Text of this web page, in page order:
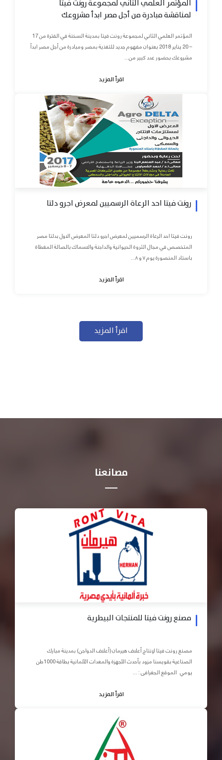
المؤتمر العلمي الثاني لمجموعة رونت فيتا
لمناقشة مبادرة من أجل مصر ابدأ مشروعك
المؤتمر العلمي الثاني لمجموعة رونت فيتا بمدينة السخنة في الفترة من 17
– 20 يناير 2018 بعنوان مفهوم جديد للتغذية بمصر ومبادرة من أجل مصر ابدأ
مشروعك بحضور عدد كبير من...
اقرأ المزيد
رونت فيتا احد الرعاة الرسميين لمعرض اجرو دلتا
رونت فيتا احد الرعاة الرسميين لمعرض اجرو دلتا المعرض الاول بدلتا مصر
المتخصص في مجال الثروة الحيوانية والداجنة والاسماك بالصالة المغطاة
باستاد المنصورة يوم ٧ و ٨...
اقرأ المزيد
اقرأ المزيد
مصانعنا
مصنع رونت فيتا للمنتجات البيطرية
مصنع رونت فيتا لإنتاج أعلاف هيرمان (أعلاف الدواجن) بمدينة مبارك
الصناعية بقويسنا مزود بأحدث الأجهزة والمعدات الآلمانية بطاقة 1000طن
يومي الموقع الجغرافى : ...
اقرأ المزيد